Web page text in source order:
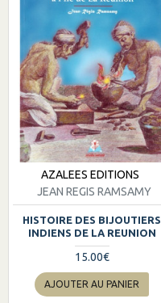
AZALEES EDITIONS
JEAN REGIS RAMSAMY
HISTOIRE DES BIJOUTIERS
INDIENS DE LA REUNION
15.00€
AJOUTER AU PANIER